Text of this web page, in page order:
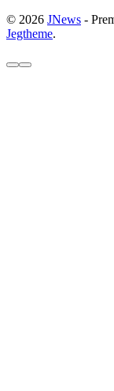
© 2026 JNews -
Jegtheme.